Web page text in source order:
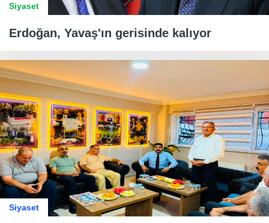
Siyaset
Erdoğan, Yavaş'ın gerisinde kalıyor
Siyaset